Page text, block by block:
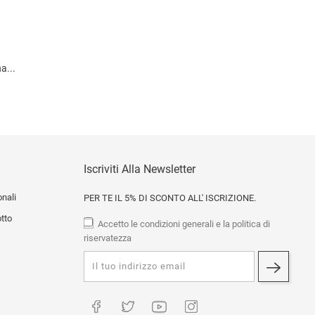
Iscriviti Alla Newsletter
PER TE IL 5% DI SCONTO ALL' ISCRIZIONE.
Accetto le condizioni generali e la politica di
riservatezza